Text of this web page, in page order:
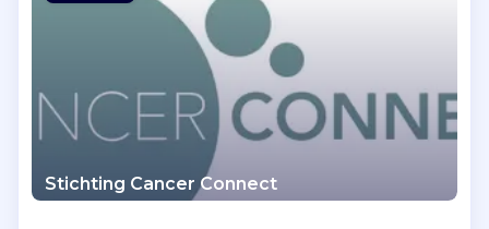
Stichting Cancer Connect